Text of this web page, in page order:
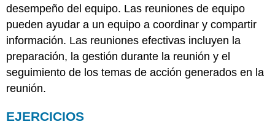
desempeño del equipo. Las reuniones de equipo
pueden ayudar a un equipo a coordinar y compartir
información. Las reuniones efectivas incluyen la
preparación, la gestión durante la reunión y el
seguimiento de los temas de acción generados en la
reunión.
EJERCICIOS